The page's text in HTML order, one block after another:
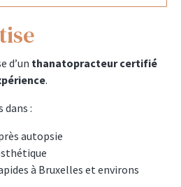
d’un thanatopracteur certifié
.
dans :
autopsie
à Bruxelles et environs